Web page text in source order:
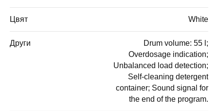
Цвят White
Други
Drum volume: 55 l;
Overdosage indication;
Unbalanced load detection;
Self-cleaning detergent
container; Sound signal for
the end of the program.